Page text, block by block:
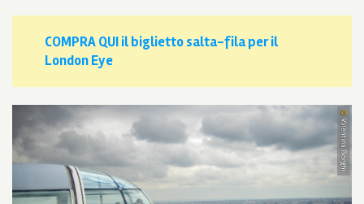
COMPRA QUI il biglietto salta-fila per il
London Eye